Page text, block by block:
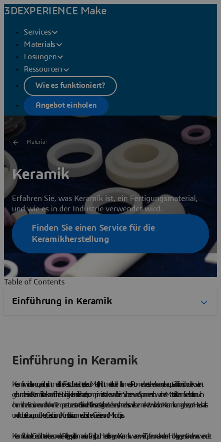
3DEXPERIENCE Make
Services
Materials
Lösungen
Ressourcen
Wie es funktioniert?
Angebot einholen
Material
Keramik
Erfahren Sie, was Keramik ist, ein Fertigungsmaterial,
und wie es in der Industrie verwendet wird.
Finden Sie einen Service für die
Keramikherstellung
Table of Contents
Einführung in Keramik
Keramik wird als anorganischer, nichtmetallischer Feststoff betrachtet, der aus Metall-, Nichtmetall- oder Halbmetall-Atomen bestehen kann, die hauptsächlich ionisch oder kovalent
gebunden sind. Keramik ist bekannt für ihre Brüchigkeit und ist ein hartes, komprimiert starkes und beim Scheren und Spannen schwaches Material. Keramiken halten auch
chemischen Erosionen und hohen Temperaturen stand. Sie sind ein Teil unseres täglichen Lebens, ohne dass wir es bemerken. Wir sind von Keramik umgeben, von Haushalts-
und Industriebauprodukten, Geschirr und Kunst bis hin zu medizinischen Geräten und Mikrochips.
Keramik hat in der Geschichte eine besondere Rolle gespielt, da man sie anfänglich zur Herstellung von Keramikwaren wie Töpfen und anderen Hohlgegenständen verwendet